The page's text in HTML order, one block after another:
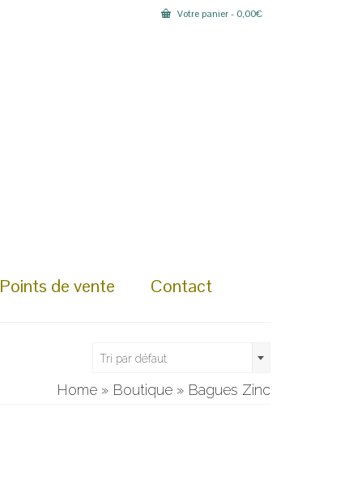
Votre panier- 0,00€
Points de vente Contact
Tri par défaut
Home » Boutique » Bagues Zinc